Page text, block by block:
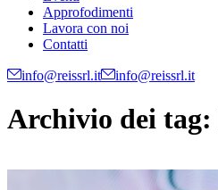
Approfodimenti
Lavora con noi
Contatti
info@reissrl.it info@reissrl.it
Archivio dei tag: